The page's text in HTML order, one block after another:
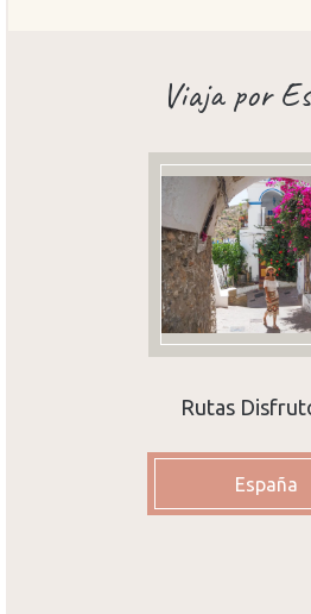
Viaja por
Rutas
España